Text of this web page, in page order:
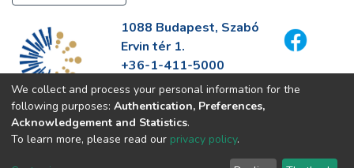
1088 Budapest, Szabó
Ervin tér 1.
+36-1-411-5000
info@fszek.hu
https://fszek.hu
We collect and process your personal information for the
following purposes: Authentication, Preferences,
Acknowledgement and Statistics.
To learn more, please read our privacy policy.